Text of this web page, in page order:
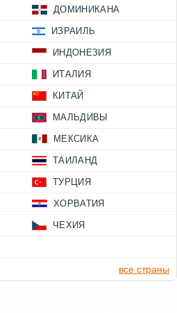
ДОМИНИКАНА
ИЗРАИЛЬ
ИНДОНЕЗИЯ
ИТАЛИЯ
КИТАЙ
МАЛЬДИВЫ
МЕКСИКА
ТАИЛАНД
ТУРЦИЯ
ХОРВАТИЯ
ЧЕХИЯ
все страны